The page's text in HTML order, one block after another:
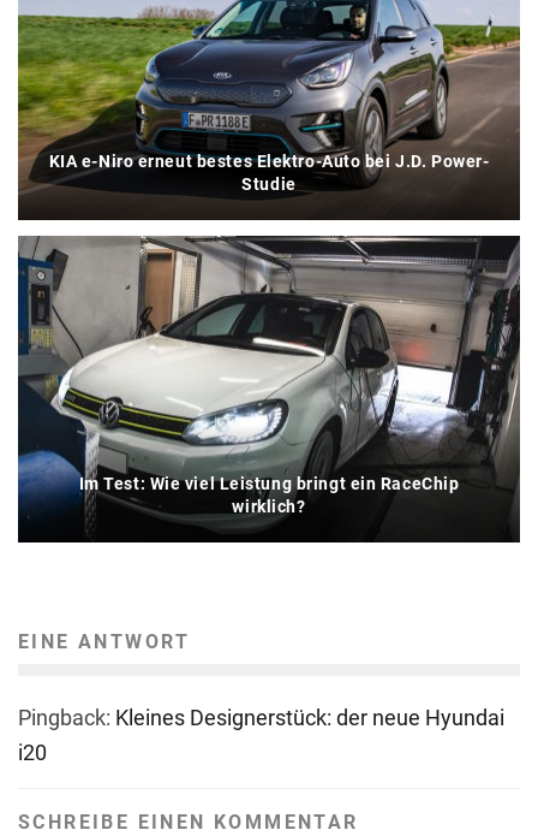
KIA e-Niro erneut bestes Elektro-Auto bei J.D. Power-
Studie
Im Test: Wie viel Leistung bringt ein RaceChip
wirklich?
EINE ANTWORT
Pingback: Kleines Designerstück: der neue Hyundai
i20
SCHREIBE EINEN KOMMENTAR